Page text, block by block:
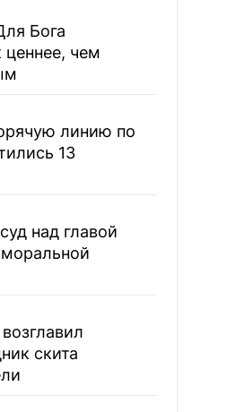
Бога
чем
линию по
13
над главой
скита